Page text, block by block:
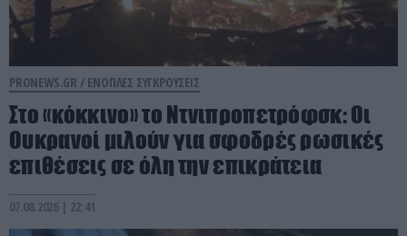
PRONEWS.GR / ΕΝΟΠΛΕΣ ΣΥΓΚΡΟΥΣΕΙΣ
Στο «κόκκινο» το Ντνιπροπετρόφσκ: Οι
Ουκρανοί μιλούν για σφοδρές ρωσικές
επιθέσεις σε όλη την επικράτεια
07.08.2026 | 22:41